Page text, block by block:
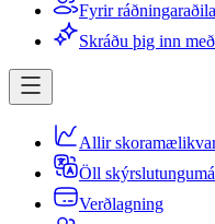
Fyrir ráðningaraðila
Skráðu þig inn
Allir
Öll
Verðlagning